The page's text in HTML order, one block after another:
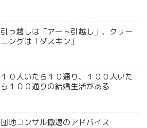
引っ越しは「アート引越し」、クリー
ニングは「ダスキン」
１０人いたら１０通り、１００人いた
ら１００通りの結婚生活がある
団地コンサル撤退のアドバイス